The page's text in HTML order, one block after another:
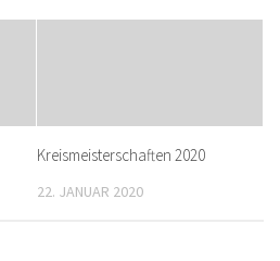
Kreismeisterschaften 2020
22. JANUAR 2020